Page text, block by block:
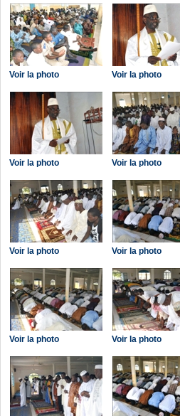
Voir la photo Voir la photo
Voir la photo Voir la photo
Voir la photo Voir la photo
Voir la photo Voir la photo